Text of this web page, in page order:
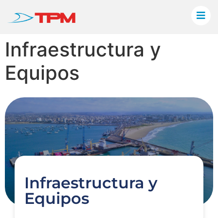
Infraestructura y
Equipos
Infraestructura y
Equipos